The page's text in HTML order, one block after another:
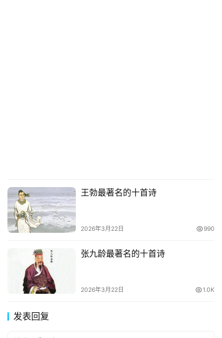
王勃最著名的十首诗
2026年3月22日 990
张九龄最著名的十首诗
2026年3月22日 1.0K
发表回复